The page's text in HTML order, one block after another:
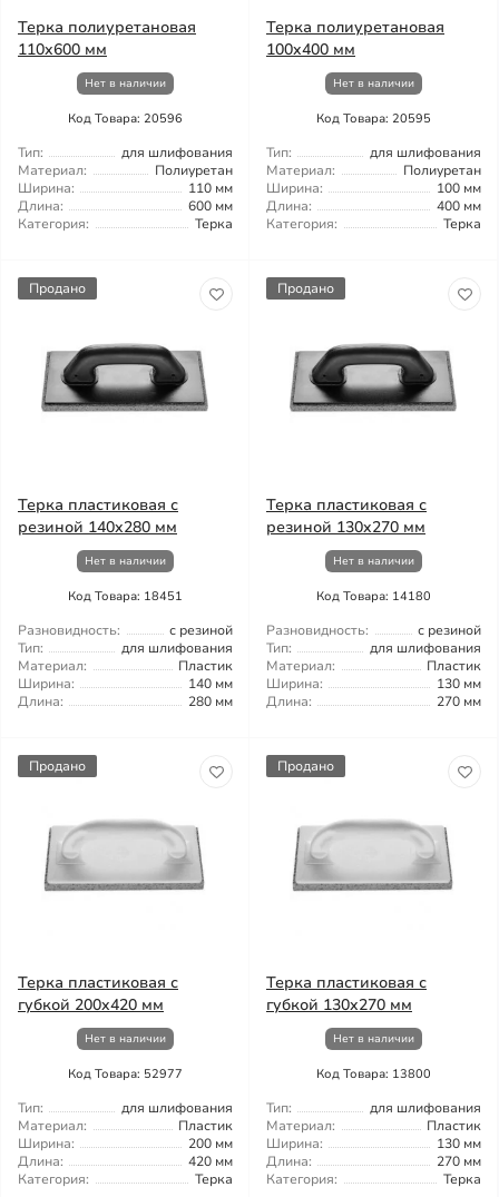
Терка полиуретановая
110x600 мм
Нет в наличии
Код Товара: 20596
Тип:
для шлифования
Материал:
Полиуретан
Ширина:
110 мм
Длина:
600 мм
Категория:
Терка
Терка полиуретановая
100x400 мм
Нет в наличии
Код Товара: 20595
Тип:
для шлифования
Материал:
Полиуретан
Ширина:
100 мм
Длина:
400 мм
Категория:
Терка
Продано
Терка пластиковая с
резиной 140x280 мм
Нет в наличии
Код Товара: 18451
Разновидность:
с резиной
Тип:
для шлифования
Материал:
Пластик
Ширина:
140 мм
Длина:
280 мм
Продано
Терка пластиковая с
резиной 130x270 мм
Нет в наличии
Код Товара: 14180
Разновидность:
с резиной
Тип:
для шлифования
Материал:
Пластик
Ширина:
130 мм
Длина:
270 мм
Продано
Терка пластиковая с
губкой 200x420 мм
Нет в наличии
Код Товара: 52977
Тип:
для шлифования
Материал:
Пластик
Ширина:
200 мм
Длина:
420 мм
Категория:
Терка
Продано
Терка пластиковая с
губкой 130x270 мм
Нет в наличии
Код Товара: 13800
Тип:
для шлифования
Материал:
Пластик
Ширина:
130 мм
Длина:
270 мм
Категория:
Терка